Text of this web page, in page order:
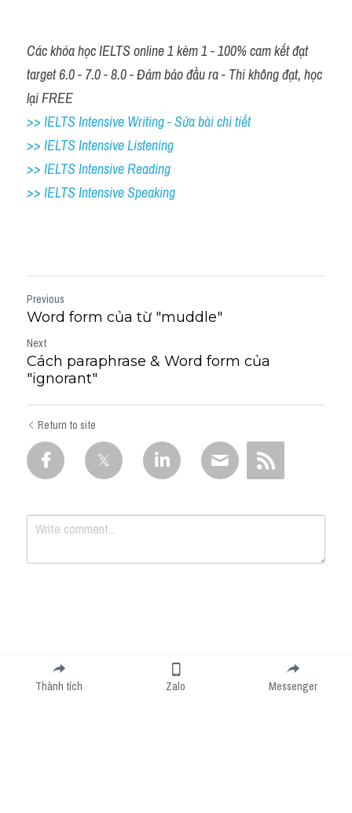
Các khóa học IELTS online 1 kèm 1 - 100% cam kết đạt
target 6.0 - 7.0 - 8.0 - Đảm bảo đầu ra - Thi không đạt, học
lại FREE
>> IELTS Intensive Writing - Sửa bài chi tiết
>> IELTS Intensive Listening
>> IELTS Intensive Reading
>> IELTS Intensive Speaking
Previous
Word form của từ "muddle"
Next
Cách paraphrase & Word form của
"ignorant"
Return to site
Submit
Thành tích Zalo Messenger